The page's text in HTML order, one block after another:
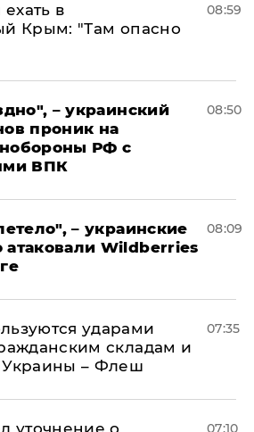
в
Крым: "Там опасно
08:59
– украинский
проник на
РФ с
ВПК
08:50
– украинские
Wildberries
08:09
ударами
складам и
– Флеш
07:35
уточнение о
07:10